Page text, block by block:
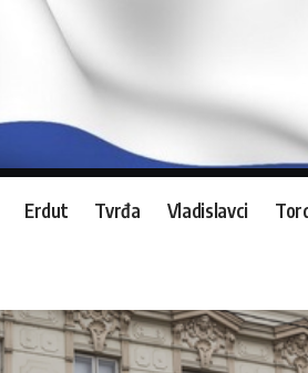
Erdut Tvrđa Vladislavci